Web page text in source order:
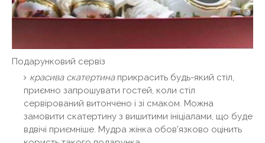
Подарунковий сервіз
красива скатертинаприкрасить будь-який стіл,
приємно запрошувати гостей, коли стіл
сервірований витончено і зі смаком. Можна
замовити скатертину з вишитими ініціалами, що буде
вдвічі приємніше. Мудра жінка обов'язково оцінить